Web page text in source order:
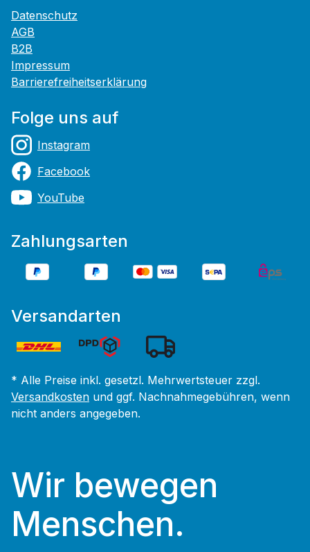
Datenschutz
AGB
B2B
Impressum
Barrierefreiheitserklärung
Folge uns auf
Instagram
Facebook
YouTube
Zahlungsarten
Versandarten
* Alle Preise inkl. gesetzl. Mehrwertsteuer zzgl.
Versandkosten und ggf. Nachnahmegebühren, wenn
nicht anders angegeben.
Wir bewegen
Menschen.